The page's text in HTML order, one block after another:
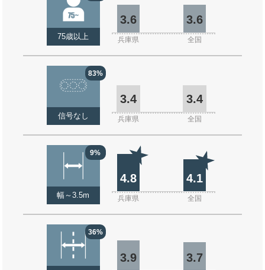
75歳以上
3.6 3.6
兵庫県 全国
83%
信号なし
3.4 3.4
兵庫県 全国
9%
幅～3.5m
4.8 4.1
兵庫県 全国
36%
3.9 3.7